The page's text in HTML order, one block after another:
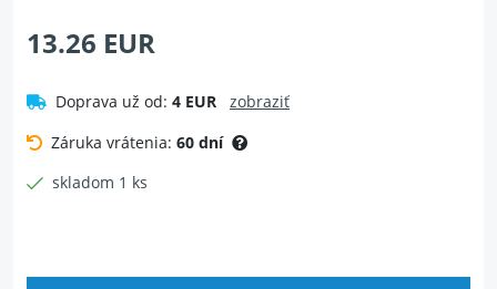
13.26 EUR
Doprava už od: 4 EUR
zobraziť
Záruka vrátenia: 60 dní
skladom 1 ks